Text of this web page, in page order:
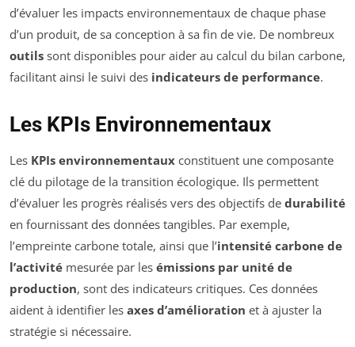
d’évaluer les impacts environnementaux de chaque phase
d’un produit, de sa conception à sa fin de vie. De nombreux
outils sont disponibles pour aider au calcul du bilan carbone,
facilitant ainsi le suivi des indicateurs de performance.
Les KPIs Environnementaux
Les KPIs environnementaux constituent une composante
clé du pilotage de la transition écologique. Ils permettent
d’évaluer les progrès réalisés vers des objectifs de durabilité
en fournissant des données tangibles. Par exemple,
l’empreinte carbone totale, ainsi que l’intensité carbone de
l’activité mesurée par les émissions par unité de
production, sont des indicateurs critiques. Ces données
aident à identifier les axes d’amélioration et à ajuster la
stratégie si nécessaire.